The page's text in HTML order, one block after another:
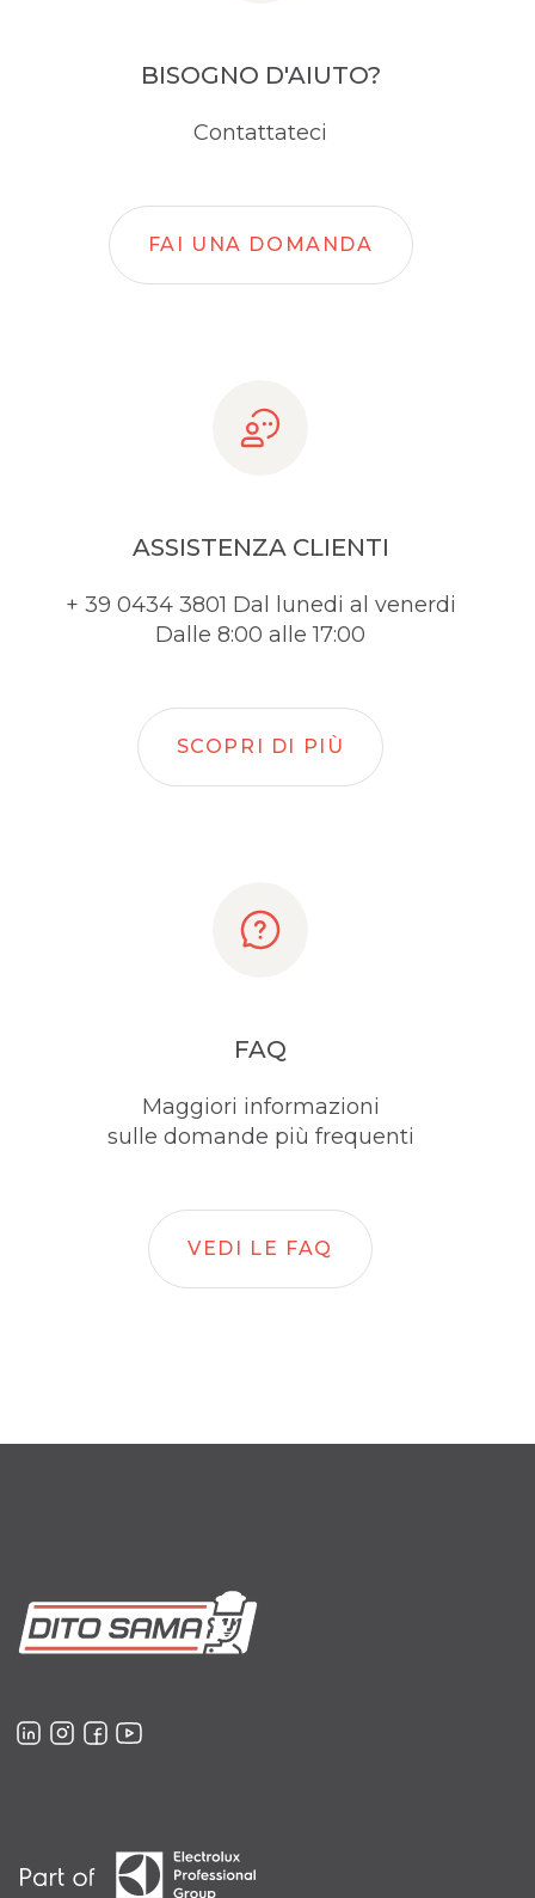
BISOGNO D'AIUTO?
Contattateci
FAI UNA DOMANDA
ASSISTENZA CLIENTI
+ 39 0434 3801 Dal lunedi al venerdi
Dalle 8:00 alle 17:00
SCOPRI DI PIÙ
FAQ
Maggiori informazioni
sulle domande più frequenti
VEDI LE FAQ